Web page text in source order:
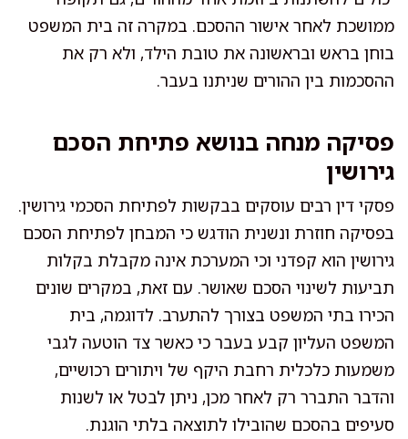
ממושכת לאחר אישור ההסכם. במקרה זה בית המשפט
בוחן בראש ובראשונה את טובת הילד, ולא רק את
ההסכמות בין ההורים שניתנו בעבר.
פסיקה מנחה בנושא פתיחת הסכם
גירושין
פסקי דין רבים עוסקים בבקשות לפתיחת הסכמי גירושין.
בפסיקה חוזרת ונשנית הודגש כי המבחן לפתיחת הסכם
גירושין הוא קפדני וכי המערכת אינה מקבלת בקלות
תביעות לשינוי הסכם שאושר. עם זאת, במקרים שונים
הכירו בתי המשפט בצורך להתערב. לדוגמה, בית
המשפט העליון קבע בעבר כי כאשר צד הוטעה לגבי
משמעות כלכלית רחבת היקף של ויתורים רכושיים,
והדבר התברר רק לאחר מכן, ניתן לבטל או לשנות
סעיפים בהסכם שהובילו לתוצאה בלתי הוגנת.